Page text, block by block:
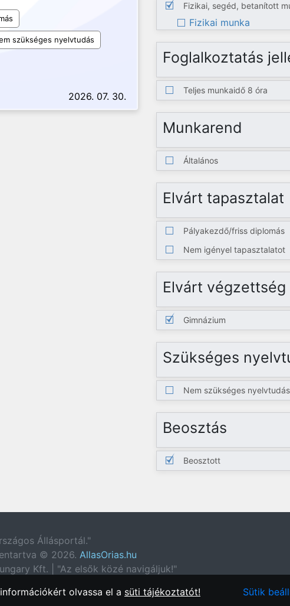
szükséges nyelvtudás
2026. 07. 30.
Fizikai, segéd, betanított
Fizikai munka
Foglalkoztatás
Teljes munkaidő 8 óra
Munkarend
Általános
Elvárt tapasztalat
Pályakezdő/friss diplomás
Nem igényel tapasztalatot
Elvárt végzettség
Gimnázium
Szükséges
Nem szükséges nyelvtudás
Beosztás
Beosztott
Állásportál."
© 2026. AllasOrias.hu
Kft. | "Az elsők közé navigáljuk!"
olvassa el a süti tájékoztatót! Sütik